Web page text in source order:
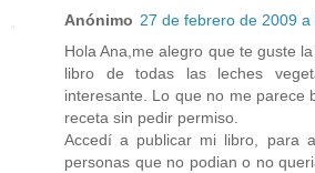
Anónimo 27 de febrero de 2009 a
Hola Ana,me alegro que te guste
libro de todas las leches
interesante. Lo que no me parece
receta sin pedir permiso.
Accedí a publicar mi libro, para
personas que no podian o no